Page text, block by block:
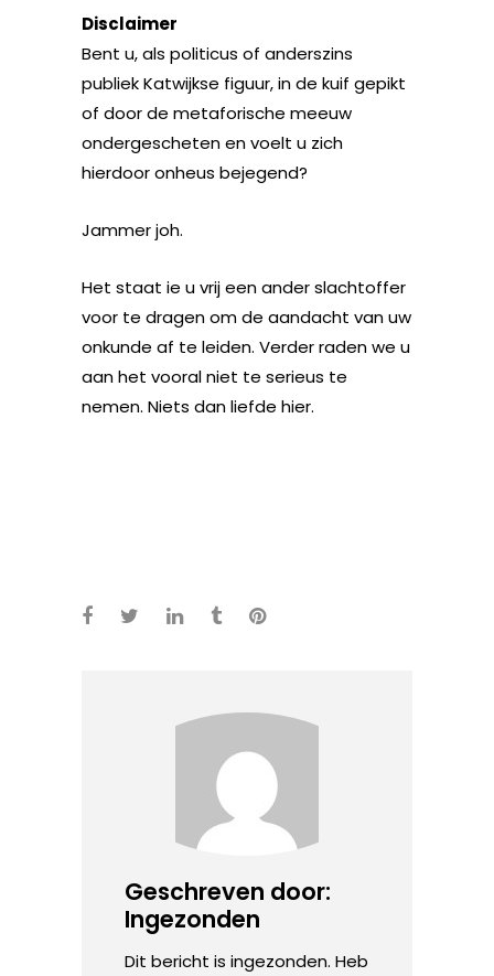
Disclaimer
Bent u, als politicus of anderszins
publiek Katwijkse figuur, in de kuif gepikt
of door de metaforische meeuw
ondergescheten en voelt u zich
hierdoor onheus bejegend?
Jammer joh.
Het staat ie u vrij een ander slachtoffer
voor te dragen om de aandacht van uw
onkunde af te leiden. Verder raden we u
aan het vooral niet te serieus te
nemen. Niets dan liefde hier.
Geschreven door:
Ingezonden
Dit bericht is ingezonden. Heb